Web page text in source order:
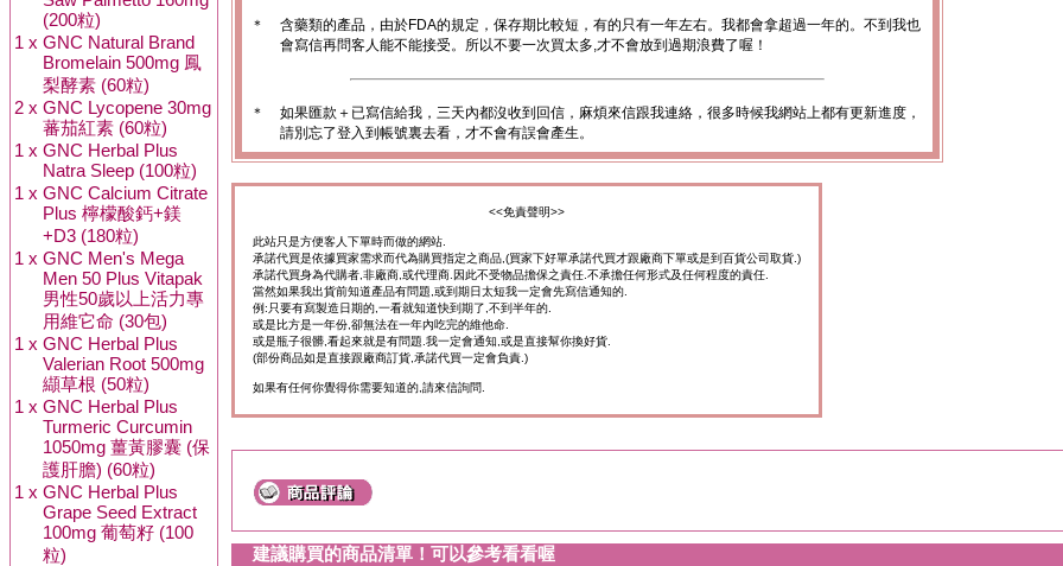
(200粒)
1 x GNC Natural Brand
Bromelain 500mg 鳳
梨酵素 (60粒)
2 x GNC Lycopene 30mg
蕃茄紅素 (60粒)
1 x GNC Herbal Plus
Natra Sleep (100粒)
1 x GNC Calcium Citrate
Plus 檸檬酸鈣+鎂
+D3 (180粒)
1 x GNC Men's Mega
Men 50 Plus Vitapak
男性50歲以上活力專
用維它命 (30包)
1 x GNC Herbal Plus
Valerian Root 500mg
纈草根 (50粒)
1 x GNC Herbal Plus
Turmeric Curcumin
1050mg 薑黃膠囊 (保
護肝膽) (60粒)
1 x GNC Herbal Plus
Grape Seed Extract
100mg 葡萄籽 (100
粒)
＊
含藥類的產品，由於FDA的規定，保存期比較短，有的只有一年左右。我都會拿超過一年的。不到我也
會寫信再問客人能不能接受。所以不要一次買太多,才不會放到過期浪費了喔！
＊
如果匯款＋已寫信給我，三天內都沒收到回信，麻煩來信跟我連絡，很多時候我網站上都有更新進度，
請別忘了登入到帳號裏去看，才不會有誤會產生。
<<免責聲明>>
此站只是方便客人下單時而做的網站.
承諾代買是依據買家需求而代為購買指定之商品,(買家下好單承諾代買才跟廠商下單或是到百貨公司取貨.)
承諾代買身為代購者,非廠商,或代理商.因此不受物品擔保之責任.不承擔任何形式及任何程度的責任.
當然如果我出貨前知道產品有問題,或到期日太短我一定會先寫信通知的.
例:只要有寫製造日期的,一看就知道快到期了,不到半年的.
或是比方是一年份,卻無法在一年內吃完的維他命.
或是瓶子很髒,看起來就是有問題.我一定會通知,或是直接幫你換好貨.
(部份商品如是直接跟廠商訂貨,承諾代買一定會負責.)
如果有任何你覺得你需要知道的,請來信詢問.
建議購買的商品清單！可以參考看看喔